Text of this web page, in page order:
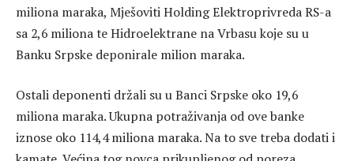
miliona maraka, Mješoviti Holding Elektroprivreda RS-a
sa 2,6 miliona te Hidroelektrane na Vrbasu koje su u
Banku Srpske deponirale milion maraka.
Ostali deponenti držali su u Banci Srpske oko 19,6
miliona maraka. Ukupna potraživanja od ove banke
iznose oko 114,4 miliona maraka. Na to sve treba dodati i